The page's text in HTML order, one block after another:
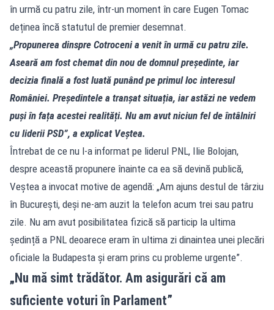
în urmă cu patru zile, într-un moment în care Eugen Tomac
deținea încă statutul de premier desemnat.
„Propunerea dinspre Cotroceni a venit în urmă cu patru zile.
Aseară am fost chemat din nou de domnul președinte, iar
decizia finală a fost luată punând pe primul loc interesul
României. Președintele a tranșat situația, iar astăzi ne vedem
puși în fața acestei realități. Nu am avut niciun fel de întâlniri
cu liderii PSD”, a explicat Veștea.
Întrebat de ce nu l-a informat pe liderul PNL, Ilie Bolojan,
despre această propunere înainte ca ea să devină publică,
Veștea a invocat motive de agendă: „Am ajuns destul de târziu
în București, deși ne-am auzit la telefon acum trei sau patru
zile. Nu am avut posibilitatea fizică să particip la ultima
ședință a PNL deoarece eram în ultima zi dinaintea unei plecări
oficiale la Budapesta și eram prins cu probleme urgente”.
„Nu mă simt trădător. Am asigurări că am
suficiente voturi în Parlament”